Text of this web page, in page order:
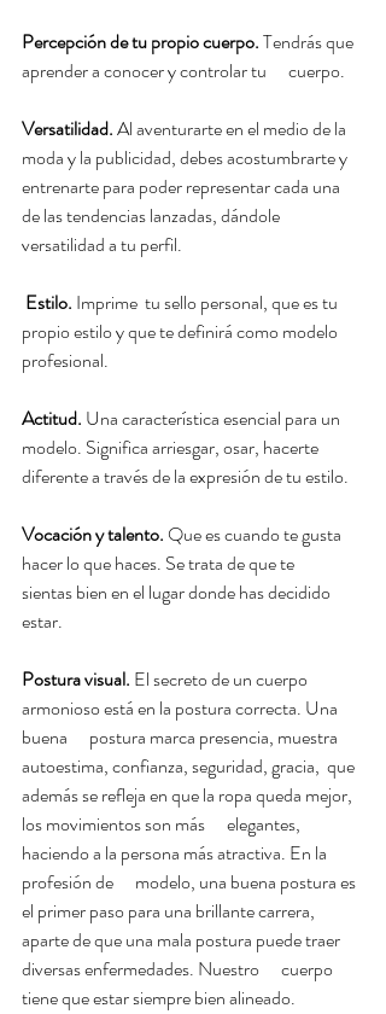
Percepción de tu propio cuerpo. Tendrás que
aprender a conocer y controlar tu      cuerpo.
Versatilidad. Al aventurarte en el medio de la
moda y la publicidad, debes acostumbrarte y
entrenarte para poder representar cada una
de las tendencias lanzadas, dándole
versatilidad a tu perfil.
Estilo. Imprime  tu sello personal, que es tu
propio estilo y que te definirá como modelo
profesional.
Actitud. Una característica esencial para un
modelo. Significa arriesgar, osar, hacerte
diferente a través de la expresión de tu estilo.
Vocación y talento. Que es cuando te gusta
hacer lo que haces. Se trata de que te
sientas bien en el lugar donde has decidido
estar.
Postura visual. El secreto de un cuerpo
armonioso está en la postura correcta. Una
buena      postura marca presencia, muestra
autoestima, confianza, seguridad, gracia,  que
además se refleja en que la ropa queda mejor,
los movimientos son más      elegantes,
haciendo a la persona más atractiva. En la
profesión de      modelo, una buena postura es
el primer paso para una brillante carrera,
aparte de que una mala postura puede traer
diversas enfermedades. Nuestro      cuerpo
tiene que estar siempre bien alineado.